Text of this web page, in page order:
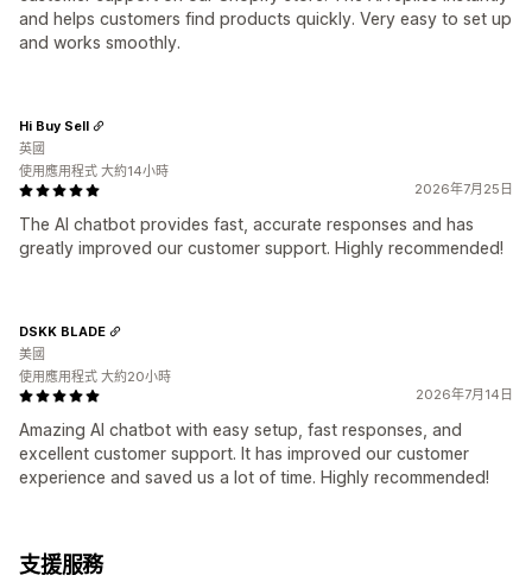
and helps customers find products quickly. Very easy to set up
and works smoothly.
2026年7月25日
The AI chatbot provides fast, accurate responses and has
greatly improved our customer support. Highly recommended!
Hi Buy Sell
英國
使用應用程式 大約14小時
2026年7月14日
Amazing AI chatbot with easy setup, fast responses, and
excellent customer support. It has improved our customer
experience and saved us a lot of time. Highly recommended!
DSKK BLADE
美國
使用應用程式 大約20小時
支援服務